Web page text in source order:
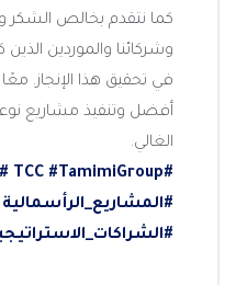
كما نتقدم بخالص الشكر
وشركائنا والموردين
في تحقيق هذا الإنجاز.
أفضل وتنفيذ مشاريع
الغالي.
#TCC
#TamimiGroup
#المشاريع_الرأسمالية